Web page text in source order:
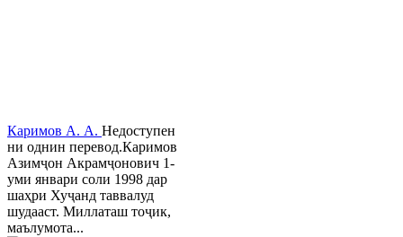
Каримов А. А. Недоступен
ни однин перевод.Каримов
Азимҷон Акрамҷонович 1-
уми январи соли 1998 дар
шаҳри Хуҷанд таввалуд
шудааст. Миллаташ тоҷик,
маълумота...